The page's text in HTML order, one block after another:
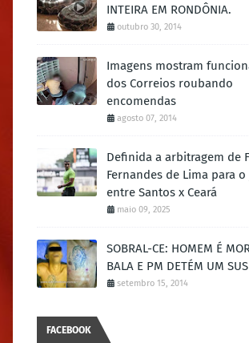
INTEIRA EM RONDÔNIA.
outubro 30, 2014
Imagens mostram
dos Correios roubando
encomendas
agosto 07, 2014
Definida a arbitragem de
Fernandes de Lima para
entre Santos x Ceará
maio 09, 2025
SOBRAL-CE: HOMEM É
BALA E PM DETÉM UM
setembro 15, 2014
FACEBOOK